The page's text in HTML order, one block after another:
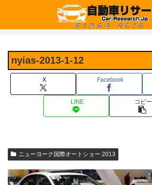
nyias-2013-1-12
X Facebook
LINE コピー
ニューヨーク国際オートショー 2013